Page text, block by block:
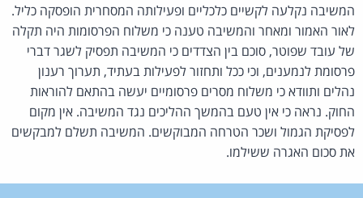
המשיבה נקלעה לקשיים כלכליים ופעילותה המסחרית הופסקה כליל.
לאור האמור ומאחר והמשיבה טענה כי משלוח הפרסומות היה תקלה
של עובד שפוטר, סוכם בין הצדדים כי המשיבה תפסיק לשגר דברי
פרסומת לנמענים, וכי ככל ותחזור לפעילות בעתיד, תערוך רענון
נהלים ותוודא כי משלוח מסרים פרסומיים יעשה בהתאם להוראות
החוק. נראה כי אין טעם בהמשך ההליכים נגד המשיבה. אין מקום
לפסיקת הגמול ושכר הטרחה המבוקשים. המשיבה תשלם למבקשים
את סכום האגרה ששילמו.